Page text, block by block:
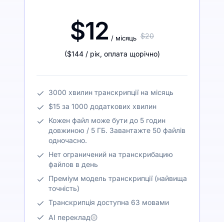
$12 / місяць $20
($144 / рік, оплата щорічно)
3000 хвилин транскрипції на місяць
$15 за 1000 додаткових хвилин
Кожен файл може бути до 5 годин
довжиною / 5 ГБ. Завантажте 50 файлів
одночасно.
Нет ограничений на транскрибацию
файлов в день
Преміум модель транскрипції (найвища
точність)
Транскрипція доступна 63 мовами
AI переклад